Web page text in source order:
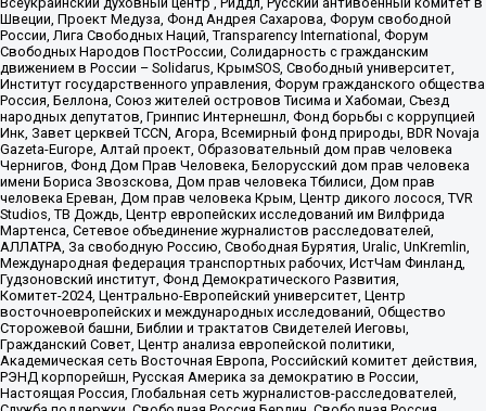
Швеции, Проект Медуза, Фонд Андрея Сахарова, Форум свободной
России, Лига Свободных Наций, Transparеncy International, Форум
Свободных Народов ПостРоссии, Солидарность с гражданским
движением в России – Solidarus, КрымSOS, Свободный университет,
Институт государственного управления, Форум гражданского общества
Россия, Беллона, Союз жителей островов Тисима и Хабомаи, Съезд
народных депутатов, Гринпис Интернешнл, Фонд борьбы с коррупцией
Инк, Завет церквей TCCN, Агора, Всемирный фонд природы, BDR Novaja
Gazeta-Europe, Алтай проект, Образовательный дом прав человека
Чернигов, Фонд Дом Прав Человека, Белорусский дом прав человека
имени Бориса Звозскова, Дом прав человека Тбилиси, Дом прав
человека Ереван, Дом прав человека Крым, Центр дикого лосося, TVR
Studios, ТВ Дождь, Центр европейских исследований им Вилфрида
Мартенса, Сетевое объединение журналистов расследователей,
АЛЛАТРА, За свободную Россию, Свободная Бурятия, Uralic, UnKremlin,
Международная федерация транспортных рабочих, ИстЧам Финланд,
Гудзоновский институт, Фонд Демократического Развития,
Комитет-2024, Центрально-Европейский университет, Центр
восточноевропейских и международных исследований, Общество
Сторожевой башни, Библии и трактатов Свидетелей Иеговы,
Гражданский Совет, Центр анализа европейской политики,
Академическая сеть Восточная Европа, Российский комитет действия,
РЭНД корпорейшн, Русская Америка за демократию в России,
Настоящая Россия, Глобальная сеть журналистов-расследователей,